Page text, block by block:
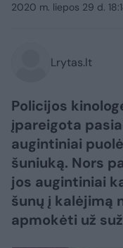
2020 m. liepos 29 d.
Lrytas.lt
Policijos
įpareigota
augintiniai
šuniuką. Nors
jos augintiniai
šunų į kalėjimą
apmokėti už